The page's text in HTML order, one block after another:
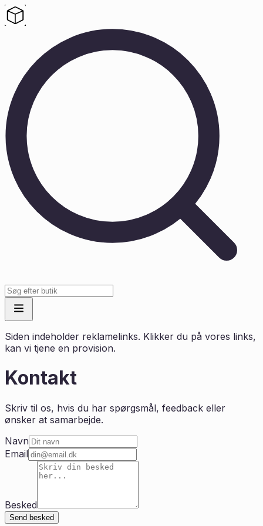
Siden indeholder reklamelinks. Klikker du på vores links,
kan vi tjene en provision.
Kontakt
Skriv til os, hvis du har spørgsmål, feedback eller
ønsker at samarbejde.
Navn
Email
Besked
Send besked